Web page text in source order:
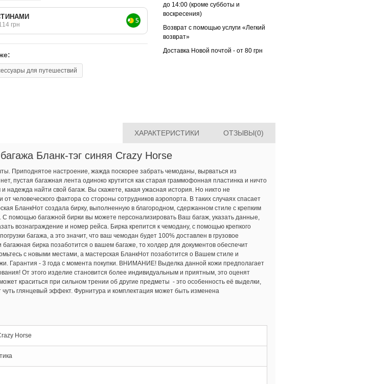
грн
для путешествий
до 14:00 (кроме субботы и
воскресения)
Возврат с помощью услуги «Легкий
возврат»
Доставка Новой почтой - от 80 грн
ХАРАКТЕРИСТИКИ ОТЗЫВЫ(0)
Бланк-тэг синяя Crazy Horse
Приподнятое настроение, жажда поскорее забрать чемоданы, вырваться из
пустая багажная лента одиноко крутится как старая граммофонная пластинка и ничто
найти свой багаж. Вы скажете, какая ужасная история. Но никто не
человеческого фактора со стороны сотрудников аэропорта. В таких случаях спасает
БланкНот создала бирку, выполненную в благородном, сдержанном стиле с крепким
помощью багажной бирки вы можете персонализировать Ваш багаж, указать данные,
вознаграждение и номер рейса. Бирка крепится к чемодану, с помощью крепкого
багажа, а это значит, что ваш чемодан будет 100% доставлен в грузовое
бирка позаботится о вашем багаже, то холдер для документов обеспечит
с новыми местами, а мастерская БланкНот позаботится о Вашем стиле и
Гарантия - 3 года с момента покупки. ВНИМАНИЕ! Выделка данной кожи предполагает
От этого изделие становится более индивидуальным и приятным, это оценят
краситься при сильном трении об другие предметы - это особенность её выделки,
глянцевый эффект. Фурнитура и комплектация может быть изменена
Horse